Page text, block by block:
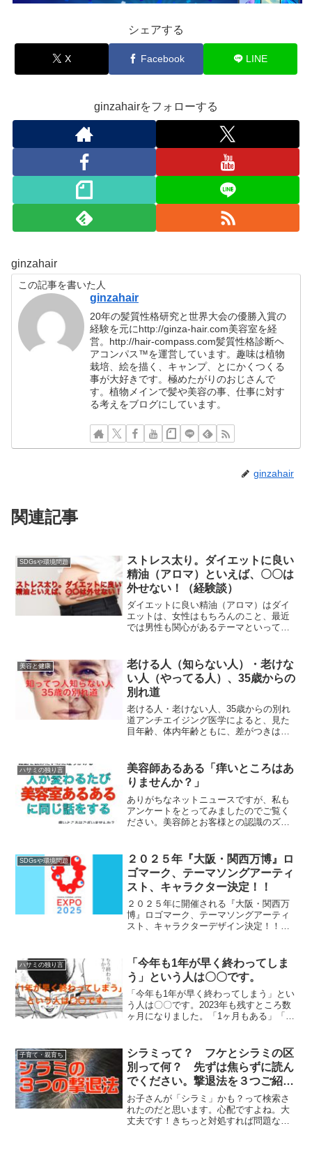
シェアする
X Facebook LINE
ginzahairをフォローする
ginzahair
この記事を書いた人
ginzahair
20年の髪質性格研究と世界大会の優勝入賞の
経験を元にhttp://ginza-hair.com美容室を経
営。http://hair-compass.com髪質性格診断ヘ
アコンパス™︎を運営しています。趣味は植物
栽培、絵を描く、キャンプ、とにかくつくる
事が大好きです。極めたがりのおじさんで
す。植物メインで髪や美容の事、仕事に対す
る考えをブログにしています。
ginzahair
関連記事
SDGsや環境問題
ストレス太り。ダイエットに良い
精油（アロマ）といえば、〇〇は
外せない！（経験談）
ダイエットに良い精油（アロマ）はダイ
エットは、女性はもちろんのこと、最近
では男性も関心があるテーマといってよ
ポートするもので、直接アロマがダイエ
ットさせるのではありませ...
美容と健康
老ける人（知らない人）・老けな
い人（やってる人）、35歳からの
別れ道
老ける人・老けない人、35歳からの別れ
道アンチエイジング医学によると、見た
目年齢、体内年齢ともに、差がつきはじ
は、10歳の差ではないです。その差はな
んと20歳です。...
ハサミの独り言
美容師あるある「痒いところはあ
りませんか？」
ありがちなネットニュースですが、私も
アンケートをとってみましたのでご覧く
ださい。美容師とお客様との認識のズレ
れば、お答えしようかと思います。シャ
ンプーの時に頭に力を入れ...
SDGsや環境問題
２０２５年『大阪・関西万博』ロ
ゴマーク、テーマソングアーティ
スト、キャラクター決定！！
２０２５年に開催される『大阪・関西万
博』ロゴマーク、テーマソングアーティ
スト、キャラクターデザイン決定！！２
のデザイン」“Designing Future Society...
ハサミの独り言
「今年も1年が早く終わってしま
う」という人は〇〇です。
「今年も1年が早く終わってしまう」とい
う人は〇〇です。2023年も残すところ数
ヶ月になりました。「1ヶ月もある」「1
「1年は早いな〜」て感じる方も多いので
は無いでしょう...
子育て・親育ち
シラミって？ フケとシラミの区
別って何？ 先ずは焦らずに読ん
でください。撃退法を３つご紹介
します。
お子さんが「シラミ」かも？って検索さ
れたのだと思います。心配ですよね。大
丈夫です！きちっと対処すれば問題なく